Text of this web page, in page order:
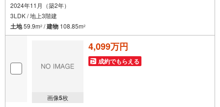
2024年11月（築2年）
3LDK / 地上3階建
土地59.9m2 /建物 108.85m2
画像5枚
4,099万円
成約でもらえる